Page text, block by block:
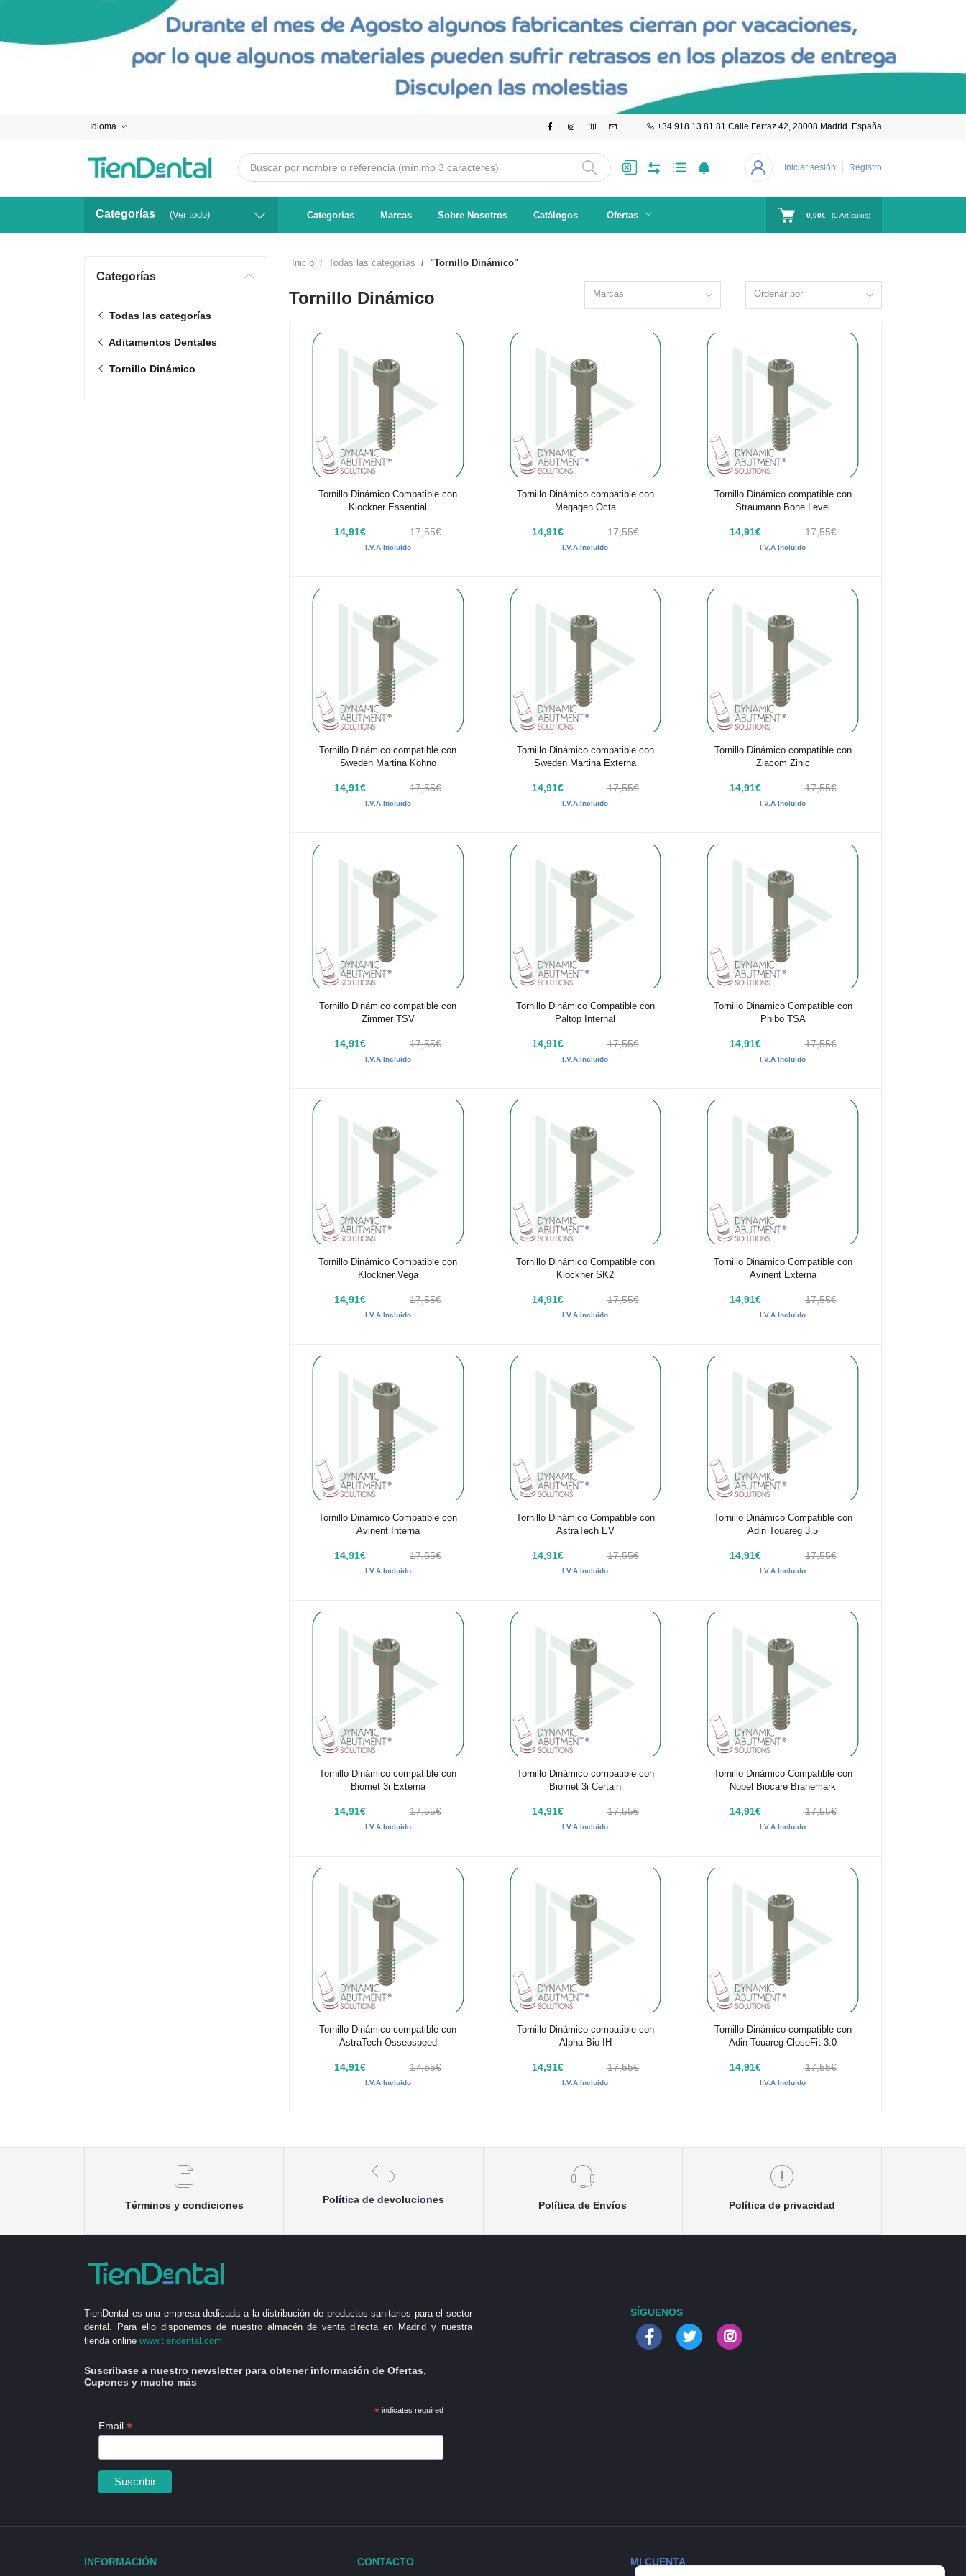
Idioma +34 918 13 81 81 Calle Ferraz 42, 28008 Madrid. España
Iniciar sesión Registro
Categorías (Ver todo) Categorías Marcas Sobre Nosotros Catálogos Ofertas 0,00€ (0Artículos)
Categorías
Todas las categorías
Aditamentos Dentales
Tornillo Dinámico
Inicio Todas las categorías "Tornillo Dinámico"
Tornillo Dinámico Marcas Ordenar por
Añadir al carrito
Tornillo Dinámico Compatible con
Klockner Essential
14,91€ 17,55€
I.V.A Incluido
Añadir al carrito
Tornillo Dinámico compatible con
Megagen Octa
14,91€ 17,55€
I.V.A Incluido
Añadir al carrito
Tornillo Dinámico compatible con
Straumann Bone Level
14,91€ 17,55€
I.V.A Incluido
Añadir al carrito
Tornillo Dinámico compatible con
Sweden Martina Kohno
14,91€ 17,55€
I.V.A Incluido
Añadir al carrito
Tornillo Dinámico compatible con
Sweden Martina Externa
14,91€ 17,55€
I.V.A Incluido
Añadir al carrito
Tornillo Dinámico compatible con
Ziacom Zinic
14,91€ 17,55€
I.V.A Incluido
Añadir al carrito
Tornillo Dinámico compatible con
Zimmer TSV
14,91€ 17,55€
I.V.A Incluido
Añadir al carrito
Tornillo Dinámico Compatible con
Paltop Internal
14,91€ 17,55€
I.V.A Incluido
Añadir al carrito
Tornillo Dinámico Compatible con
Phibo TSA
14,91€ 17,55€
I.V.A Incluido
Añadir al carrito
Tornillo Dinámico Compatible con
Klockner Vega
14,91€ 17,55€
I.V.A Incluido
Añadir al carrito
Tornillo Dinámico Compatible con
Klockner SK2
14,91€ 17,55€
I.V.A Incluido
Añadir al carrito
Tornillo Dinámico Compatible con
Avinent Externa
14,91€ 17,55€
I.V.A Incluido
Añadir al carrito
Tornillo Dinámico Compatible con
Avinent Interna
14,91€ 17,55€
I.V.A Incluido
Añadir al carrito
Tornillo Dinámico Compatible con
AstraTech EV
14,91€ 17,55€
I.V.A Incluido
Añadir al carrito
Tornillo Dinámico Compatible con
Adin Touareg 3.5
14,91€ 17,55€
I.V.A Incluido
Añadir al carrito
Tornillo Dinámico compatible con
Biomet 3i Externa
14,91€ 17,55€
I.V.A Incluido
Añadir al carrito
Tornillo Dinámico compatible con
Biomet 3i Certain
14,91€ 17,55€
I.V.A Incluido
Añadir al carrito
Tornillo Dinámico Compatible con
Nobel Biocare Branemark
14,91€ 17,55€
I.V.A Incluido
Añadir al carrito
Tornillo Dinámico compatible con
AstraTech Osseospeed
14,91€ 17,55€
I.V.A Incluido
Añadir al carrito
Tornillo Dinámico compatible con
Alpha Bio IH
14,91€ 17,55€
I.V.A Incluido
Añadir al carrito
Tornillo Dinámico compatible con
Adin Touareg CloseFit 3.0
14,91€ 17,55€
I.V.A Incluido
Términos y condiciones
Política de devoluciones
Política de Envíos Política de privacidad
TienDental es una empresa dedicada a la distribución de productos sanitarios para el sector
dental. Para ello disponemos de nuestro almacén de venta directa en Madrid y nuestra
tienda online www.tiendental.com
Suscribase a nuestro newsletter para obtener información de Ofertas,
Cupones y mucho más
* indicates required
Email *
SÍGUENOS
INFORMACIÓN CONTACTO MI CUENTA